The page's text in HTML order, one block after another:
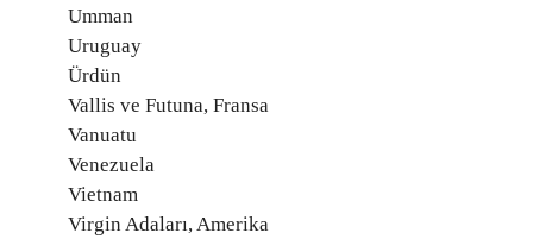
Umman
Uruguay
Ürdün
Vallis ve Futuna, Fransa
Vanuatu
Venezuela
Vietnam
Virgin Adaları, Amerika